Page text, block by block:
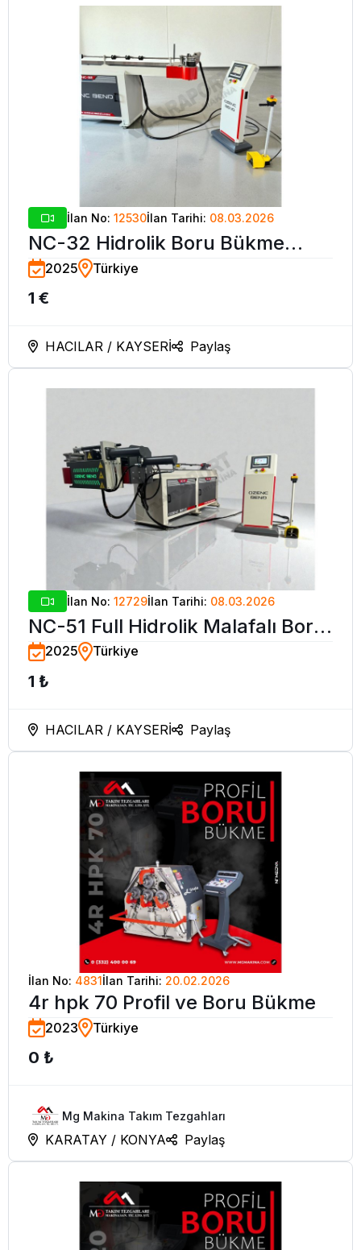
İlan No: 12530İlan Tarihi: 08.03.2026
NC-32 Hidrolik Boru Bükme
Makinesi - OZENC BEND
2025 Türkiye
1 €
HACILAR / KAYSERİ Paylaş
İlan No: 12729İlan Tarihi: 08.03.2026
NC-51 Full Hidrolik Malafalı Boru
Bükme Makinesi - OZENC BEND
2025 Türkiye
1 ₺
HACILAR / KAYSERİ Paylaş
İlan No: 4831İlan Tarihi: 20.02.2026
4r hpk 70 Profil ve Boru Bükme
2023 Türkiye
0 ₺
Mg Makina Takım Tezgahları
KARATAY / KONYA Paylaş